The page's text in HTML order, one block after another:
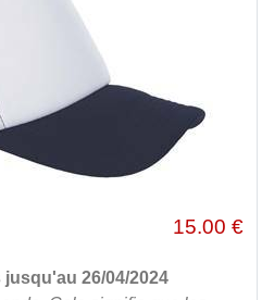
15.00 €
26/04/2024